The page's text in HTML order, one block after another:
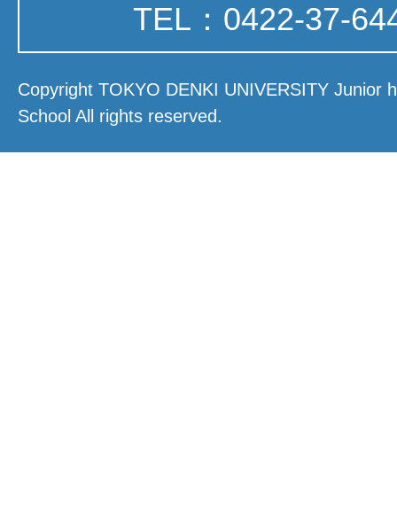
TEL：0422-37-
Copyright TOKYO DENKI UNIVERSITY Junior
School All rights reserved.